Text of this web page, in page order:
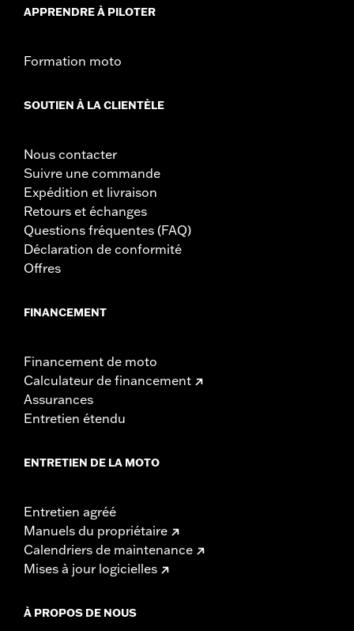
APPRENDRE À PILOTER
Formation moto
SOUTIEN À LA CLIENTÈLE
Nous contacter
Suivre une commande
Expédition et livraison
Retours et échanges
Questions fréquentes (FAQ)
Déclaration de conformité
Offres
FINANCEMENT
Financement de moto
Calculateur de financement
Assurances
Entretien étendu
ENTRETIEN DE LA MOTO
Entretien agréé
Manuels du propriétaire
Calendriers de maintenance
Mises à jour logicielles
À PROPOS DE NOUS